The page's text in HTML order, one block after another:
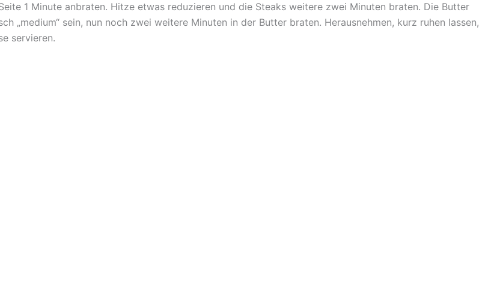
1 Minute anbraten. Hitze etwas reduzieren und die Steaks weitere zwei Minuten braten. Die Butter
„medium“ sein, nun noch zwei weitere Minuten in der Butter braten. Herausnehmen, kurz ruhen lassen,
servieren.